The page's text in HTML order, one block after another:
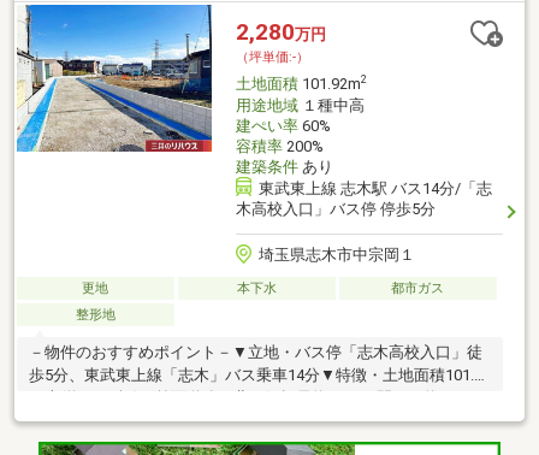
物件の詳細・ご相談はお気軽にお問い合わせください。
2,280万円
（坪単価:-）
土地面積101.92m2
用途地域１種中高
建ぺい率60%
容積率200%
建築条件あり
東武東上線 志木駅 バス14分/「志
木高校入口」バス停 停歩5分
埼玉県志木市中宗岡１
更地 本下水
都市ガス
整形地
－物件のおすすめポイント－▼立地・バス停「志木高校入口」徒
歩5分、東武東上線「志木」バス乗車14分▼特徴・土地面積101.92
平米(約30.83坪)・前面道路は北西側幅員約4.5m、間口は約8.6m・
土地購入から竣工まで比較的スムーズな建築条件付宅地販売・都
市ガスに対応・現況は更地です▼周辺環境・ダイケーストアー 徒